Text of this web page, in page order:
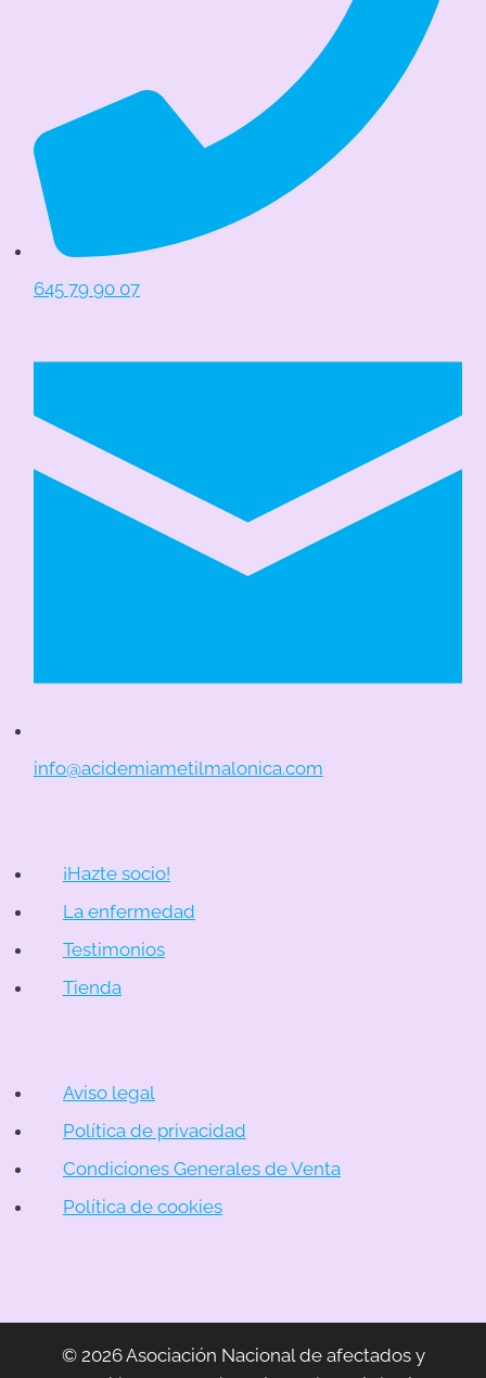
645 79 90 07
info@acidemiametilmalonica.com
¡Hazte socio!
La enfermedad
Testimonios
Tienda
Aviso legal
Política de privacidad
Condiciones Generales de Venta
Política de cookies
© 2026 Asociación Nacional de afectados y